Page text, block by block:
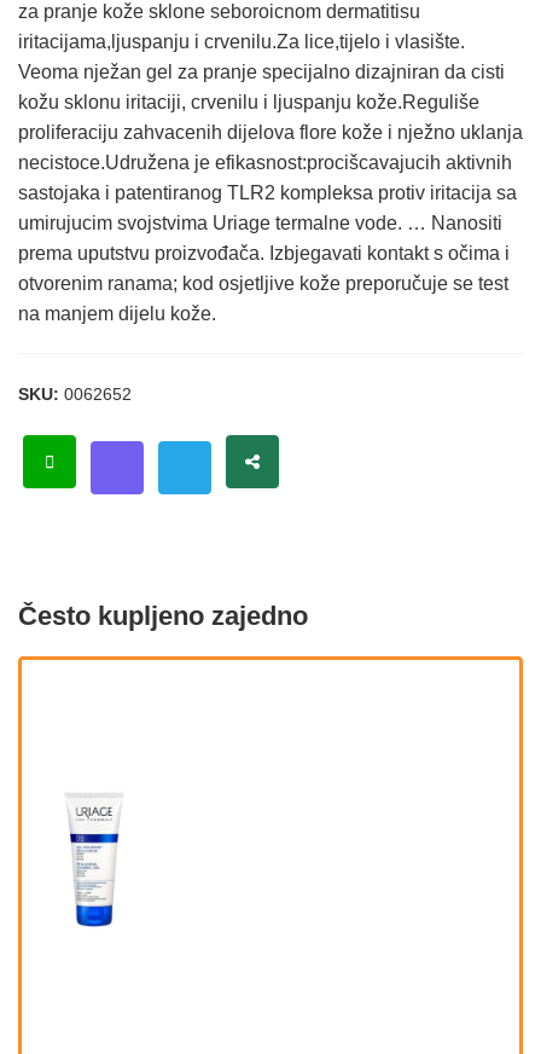
za pranje kože sklone seboroicnom dermatitisu
iritacijama,ljuspanju i crvenilu.Za lice,tijelo i vlasište.
Veoma nježan gel za pranje specijalno dizajniran da cisti
kožu sklonu iritaciji, crvenilu i ljuspanju kože.Reguliše
proliferaciju zahvacenih dijelova flore kože i nježno uklanja
necistoce.Udružena je efikasnost:procišcavajucih aktivnih
sastojaka i patentiranog TLR2 kompleksa protiv iritacija sa
umirujucim svojstvima Uriage termalne vode. … Nanositi
prema uputstvu proizvođača. Izbjegavati kontakt s očima i
otvorenim ranama; kod osjetljive kože preporučuje se test
na manjem dijelu kože.
SKU: 0062652
Često kupljeno zajedno